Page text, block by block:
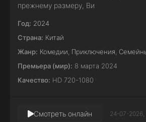
прежнему размеру, Ви
Год: 2024
Страна: Китай
Жанр: Комедии Приключения
Премьера (мир): 8 марта 2024
Качество: HD 720-1080
Смотреть онлайн 24-07-2026,